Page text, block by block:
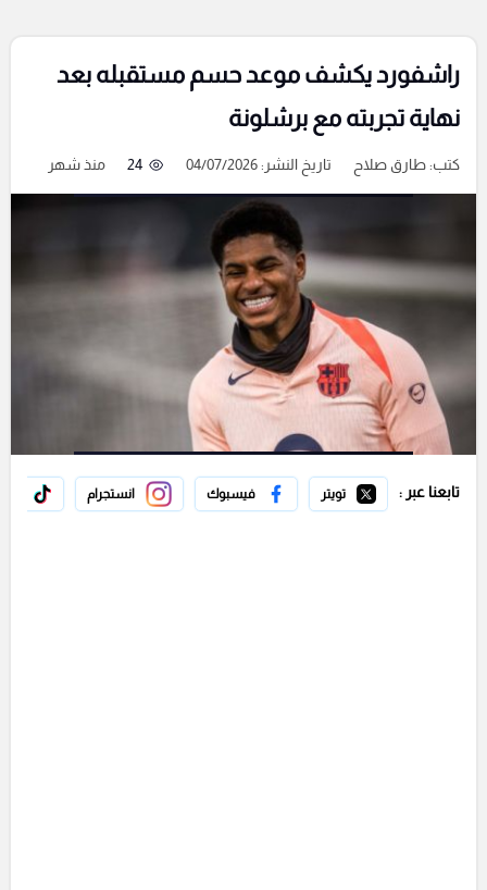
راشفورد يكشف موعد حسم مستقبله بعد
نهاية تجربته مع برشلونة
كتب:طارق صلاح تاريخ النشر: 04/07/2026 24 منذ شهر
تابعنا عبر : تويتر فيسبوك انستجرام